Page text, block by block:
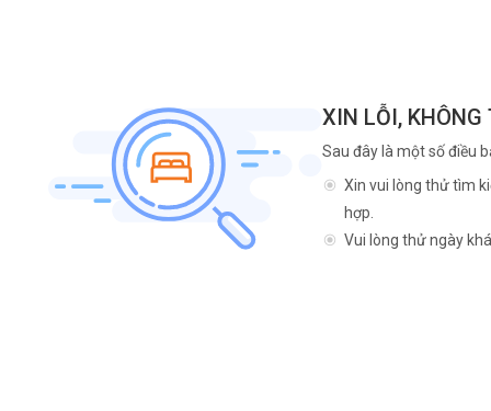
XIN LỖI,
Sau đây là một số điều
Xin vui lòng thử tìm
hợp.
Vui lòng thử ngày